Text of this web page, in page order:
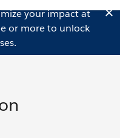
your impact at
or more to unlock